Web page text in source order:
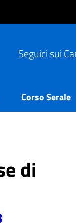
Seguici sui
Corso Serale
di